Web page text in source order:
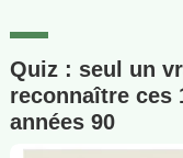
Quiz : seul un
reconnaître ces
années 90